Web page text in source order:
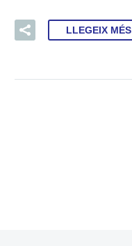
LLEGEIX MÉS